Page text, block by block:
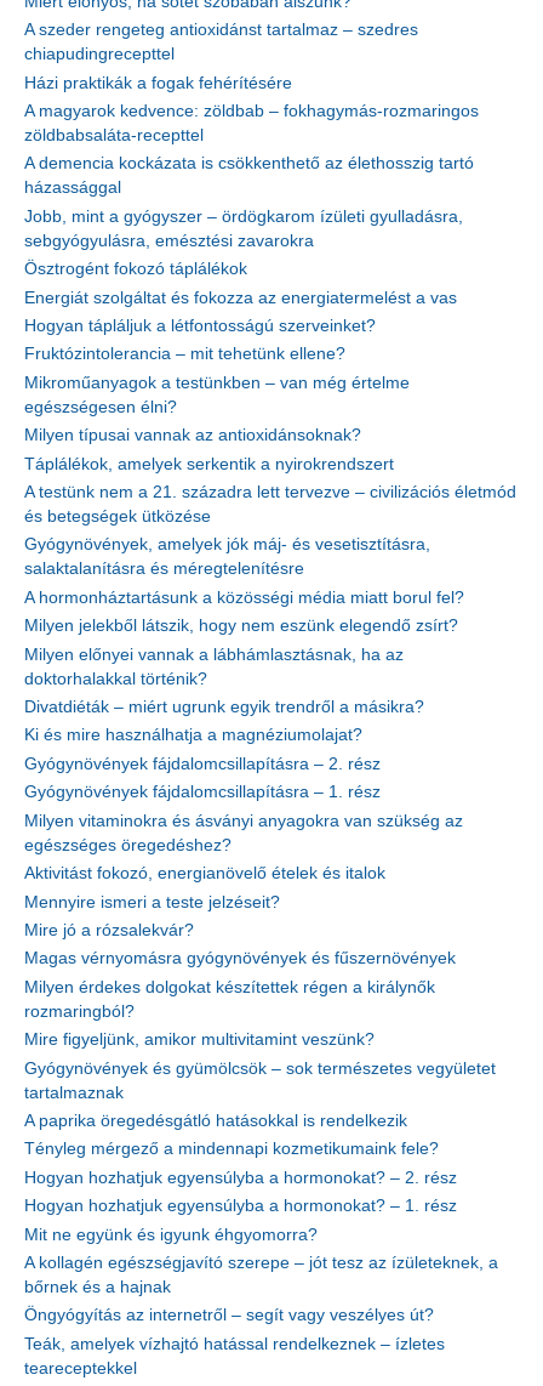
A szeder rengeteg antioxidánst tartalmaz – szedres
chiapudingrecepttel
Házi praktikák a fogak fehérítésére
A magyarok kedvence: zöldbab – fokhagymás-rozmaringos
zöldbabsaláta-recepttel
A demencia kockázata is csökkenthető az élethosszig tartó
házassággal
Jobb, mint a gyógyszer – ördögkarom ízületi gyulladásra,
sebgyógyulásra, emésztési zavarokra
Ösztrogént fokozó táplálékok
Energiát szolgáltat és fokozza az energiatermelést a vas
Hogyan tápláljuk a létfontosságú szerveinket?
Fruktózintolerancia – mit tehetünk ellene?
Mikroműanyagok a testünkben – van még értelme
egészségesen élni?
Milyen típusai vannak az antioxidánsoknak?
Táplálékok, amelyek serkentik a nyirokrendszert
A testünk nem a 21. századra lett tervezve – civilizációs életmód
és betegségek ütközése
Gyógynövények, amelyek jók máj- és vesetisztításra,
salaktalanításra és méregtelenítésre
A hormonháztartásunk a közösségi média miatt borul fel?
Milyen jelekből látszik, hogy nem eszünk elegendő zsírt?
Milyen előnyei vannak a lábhámlasztásnak, ha az
doktorhalakkal történik?
Divatdiéták – miért ugrunk egyik trendről a másikra?
Ki és mire használhatja a magnéziumolajat?
Gyógynövények fájdalomcsillapításra – 2. rész
Gyógynövények fájdalomcsillapításra – 1. rész
Milyen vitaminokra és ásványi anyagokra van szükség az
egészséges öregedéshez?
Aktivitást fokozó, energianövelő ételek és italok
Mennyire ismeri a teste jelzéseit?
Mire jó a rózsalekvár?
Magas vérnyomásra gyógynövények és fűszernövények
Milyen érdekes dolgokat készítettek régen a királynők
rozmaringból?
Mire figyeljünk, amikor multivitamint veszünk?
Gyógynövények és gyümölcsök – sok természetes vegyületet
tartalmaznak
A paprika öregedésgátló hatásokkal is rendelkezik
Tényleg mérgező a mindennapi kozmetikumaink fele?
Hogyan hozhatjuk egyensúlyba a hormonokat? – 2. rész
Hogyan hozhatjuk egyensúlyba a hormonokat? – 1. rész
Mit ne együnk és igyunk éhgyomorra?
A kollagén egészségjavító szerepe – jót tesz az ízületeknek, a
bőrnek és a hajnak
Öngyógyítás az internetről – segít vagy veszélyes út?
Teák, amelyek vízhajtó hatással rendelkeznek – ízletes
teareceptekkel